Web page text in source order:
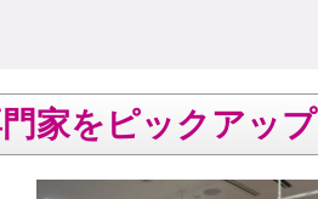
家をピックアップ